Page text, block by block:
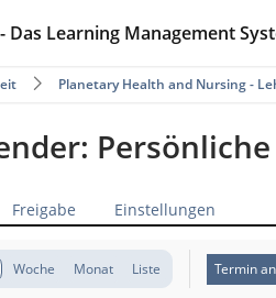
Das Learning Management
Planetary Health and Nursing -
Freigabe Einstellungen
Woche Monat Liste Termin